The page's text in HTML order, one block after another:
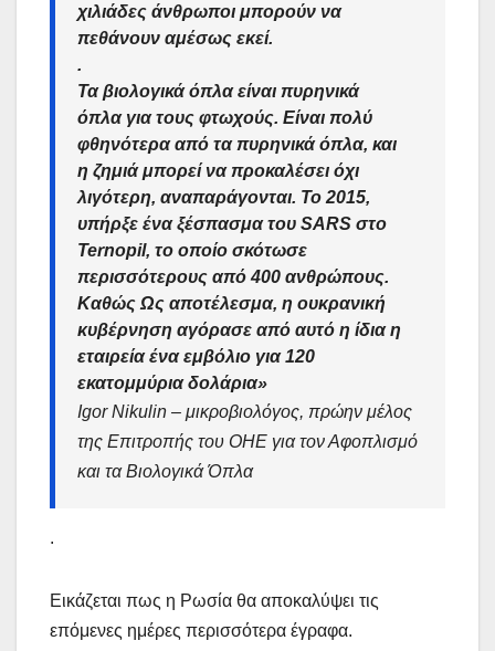
χιλιάδες άνθρωποι μπορούν να
πεθάνουν αμέσως εκεί.
.
Τα βιολογικά όπλα είναι πυρηνικά
όπλα για τους φτωχούς. Είναι πολύ
φθηνότερα από τα πυρηνικά όπλα, και
η ζημιά μπορεί να προκαλέσει όχι
λιγότερη, αναπαράγονται. Το 2015,
υπήρξε ένα ξέσπασμα του SARS στο
Ternopil, το οποίο σκότωσε
περισσότερους από 400 ανθρώπους.
Καθώς Ως αποτέλεσμα, η ουκρανική
κυβέρνηση αγόρασε από αυτό η ίδια η
εταιρεία ένα εμβόλιο για 120
εκατομμύρια δολάρια»
Igor Nikulin – μικροβιολόγος, πρώην μέλος
της Επιτροπής του ΟΗΕ για τον Αφοπλισμό
και τα Βιολογικά Όπλα
.
Εικάζεται πως η Ρωσία θα αποκαλύψει τις
επόμενες ημέρες περισσότερα έγραφα.